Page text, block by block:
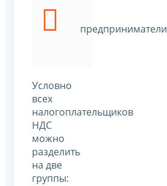
предприниматели
Условно
всех
налогоплательщиков
НДС
можно
разделить
на две
группы: